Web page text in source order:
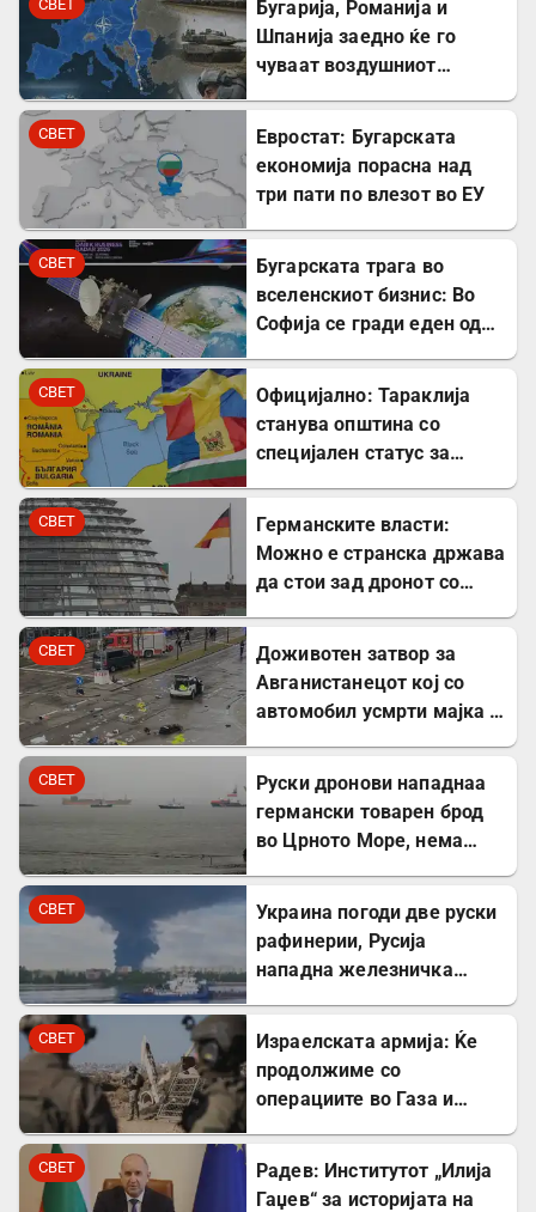
СВЕТ
Бугарија, Романија и
Шпанија заедно ќе го
чуваат воздушниот
СВЕТ
Евростат: Бугарската
економија порасна над
три пати по влезот во ЕУ
СВЕТ
Бугарската трага во
вселенскиот бизнис: Во
Софија се гради еден од
центри во Европа
СВЕТ
Официјално: Тараклија
станува општина со
специјален статус за
СВЕТ
Германските власти:
Можно е странска држава
да стои зад дронот со
СВЕТ
Доживотен затвор за
Авганистанецот кој со
автомобил усмрти мајка и
СВЕТ
Руски дронови нападнаа
германски товарен брод
во Црното Море, нема
СВЕТ
Украина погоди две руски
рафинерии, Русија
нападна железничка
СВЕТ
Израелската армија: Ќе
продолжиме со
операциите во Газа и
СВЕТ
Радев: Институтот „Илија
Гаџев“ за историјата на